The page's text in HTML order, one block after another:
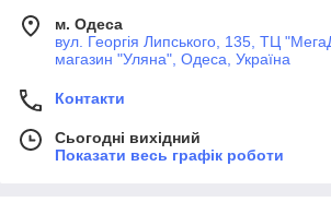
м. Одеса
вул. Георгія Липського, 135, ТЦ
магазин "Уляна", Одеса, Україна
Контакти
Сьогодні вихідний
Показати весь графік роботи